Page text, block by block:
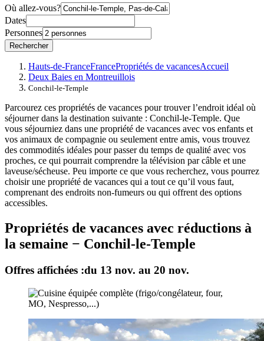
Où allez-vous?
Dates
Personnes
Rechercher
Hauts-de-FranceFrancePropriétés de vacancesAccueil
Deux Baies en Montreuillois
Conchil-le-Temple
Parcourez ces propriétés de vacances pour trouver l’endroit idéal où
séjourner dans la destination suivante : Conchil-le-Temple. Que
vous séjourniez dans une propriété de vacances avec vos enfants et
vos animaux de compagnie ou seulement entre amis, vous trouvez
des commodités idéales pour passer du temps de qualité avec vos
proches, ce qui pourrait comprendre la télévision par câble et une
laveuse/sécheuse. Peu importe ce que vous recherchez, vous pourrez
choisir une propriété de vacances qui a tout ce qu’il vous faut,
comprenant des endroits non-fumeurs ou qui offrent des options
accessibles.
Propriétés de vacances avec réductions à
la semaine − Conchil-le-Temple
Offres affichées :du 13 nov. au 20 nov.